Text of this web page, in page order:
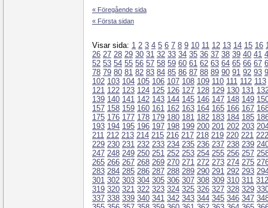
« Föregående sida
« Första sidan
Visar sida: 1 2 3 4 5 6 7 8 9 10 11 12 13 14 15 16
26 27 28 29 30 31 32 33 34 35 36 37 38 39 40 41
52 53 54 55 56 57 58 59 60 61 62 63 64 65 66 67
78 79 80 81 82 83 84 85 86 87 88 89 90 91 92 93
102 103 104 105 106 107 108 109 110 111 112 113
121 122 123 124 125 126 127 128 129 130 131
139 140 141 142 143 144 145 146 147 148 149
157 158 159 160 161 162 163 164 165 166 167
175 176 177 178 179 180 181 182 183 184 185
193 194 195 196 197 198 199 200 201 202 203
211 212 213 214 215 216 217 218 219 220 221 222
229 230 231 232 233 234 235 236 237 238 239
247 248 249 250 251 252 253 254 255 256 257
265 266 267 268 269 270 271 272 273 274 275
283 284 285 286 287 288 289 290 291 292 293
301 302 303 304 305 306 307 308 309 310 311 312
319 320 321 322 323 324 325 326 327 328 329
337 338 339 340 341 342 343 344 345 346 347